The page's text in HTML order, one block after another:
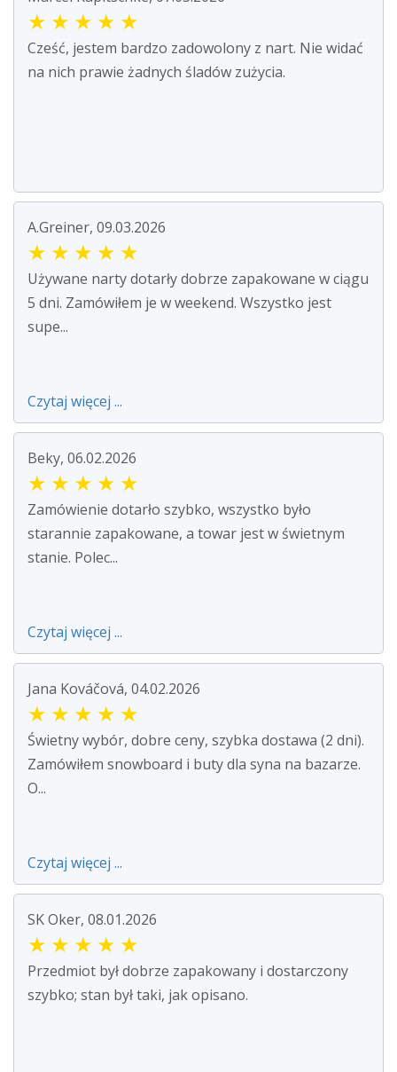
★ ★ ★ ★ ★
Cześć, jestem bardzo zadowolony z nart. Nie widać
na nich prawie żadnych śladów zużycia.
A.Greiner, 09.03.2026
★ ★ ★ ★ ★
Używane narty dotarły dobrze zapakowane w ciągu
5 dni. Zamówiłem je w weekend. Wszystko jest
supe...
Czytaj więcej ...
Beky, 06.02.2026
★ ★ ★ ★ ★
Zamówienie dotarło szybko, wszystko było
starannie zapakowane, a towar jest w świetnym
stanie. Polec...
Czytaj więcej ...
Jana Kováčová, 04.02.2026
★ ★ ★ ★ ★
Świetny wybór, dobre ceny, szybka dostawa (2 dni).
Zamówiłem snowboard i buty dla syna na bazarze.
O...
Czytaj więcej ...
SK Oker, 08.01.2026
★ ★ ★ ★ ★
Przedmiot był dobrze zapakowany i dostarczony
szybko; stan był taki, jak opisano.